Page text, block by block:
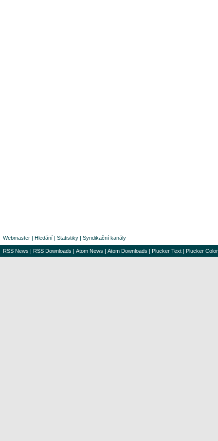
Webmaster | Hledání | Statistiky | Syndikační kanály
RSS News | RSS Downloads | Atom News | Atom Downloads | Plucker Text | Plucker Color